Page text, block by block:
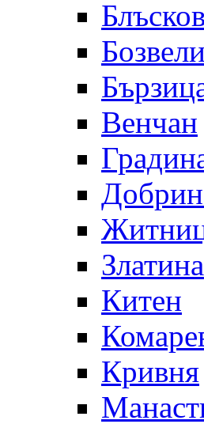
Венчан
Златина
Китен
Кривня